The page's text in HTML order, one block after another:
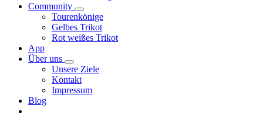
Community
Tourenkönige
Gelbes Trikot
Rot weißes Trikot
App
Über uns
Unsere Ziele
Kontakt
Impressum
Blog